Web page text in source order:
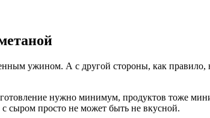
ужином. А с другой стороны, как правило,
нужно минимум, продуктов тоже
сыром просто не может быть не вкусной.